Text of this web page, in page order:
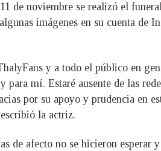
de noviembre se realizó el
imágenes en su cuenta de
y a todo el público en
para mí. Estaré ausente de las
por su apoyo y prudencia en
la actriz.
de afecto no se hicieron esperar